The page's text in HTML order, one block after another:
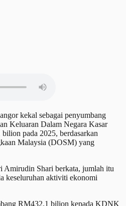
kekal sebagai penyumbang
Keluaran Dalam Negara Kasar
pada 2025, berdasarkan
Malaysia (DOSM) yang
Amirudin Shari berkata, jumlah itu
keseluruhan aktiviti ekonomi
RM432.1 bilion kepada KDNK